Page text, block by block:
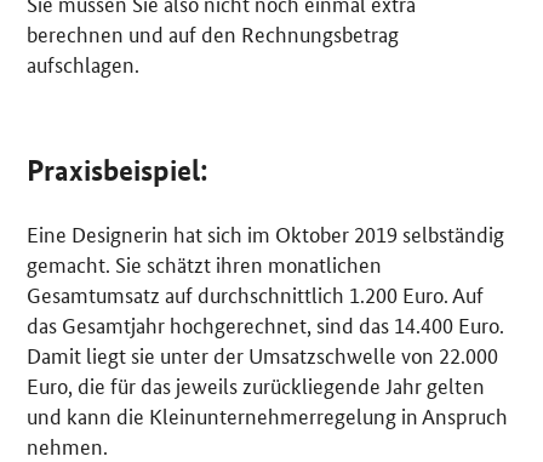
berechnen und auf den Rechnungsbetrag
aufschlagen.
Praxisbeispiel:
Eine Designerin hat sich im Oktober 2019 selbständig
gemacht. Sie schätzt ihren monatlichen
Gesamtumsatz auf durchschnittlich 1.200 Euro. Auf
das Gesamtjahr hochgerechnet, sind das 14.400 Euro.
Damit liegt sie unter der Umsatzschwelle von 22.000
Euro, die für das jeweils zurückliegende Jahr gelten
und kann die Kleinunternehmerregelung in Anspruch
nehmen.